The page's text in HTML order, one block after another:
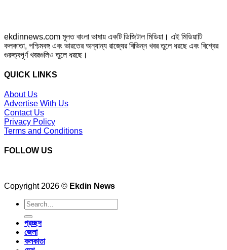
ekdinnews.com মূলত বাংলা ভাষায় একটি ডিজিটাল মিডিয়া। এই মিডিয়াটি
কলকাতা, পশ্চিমবঙ্গ এবং ভারতের অন্যান্য রাজ্যের বিভিন্ন খবর তুলে ধরছে এবং বিশ্বের
গুরুত্বপূর্ণ খবরগুলিও তুলে ধরছে।
QUICK LINKS
About Us
Advertise With Us
Contact Us
Privacy Policy
Terms and Conditions
FOLLOW US
Copyright 2026 © Ekdin News
প্রচ্ছদ
জেলা
কলকাতা